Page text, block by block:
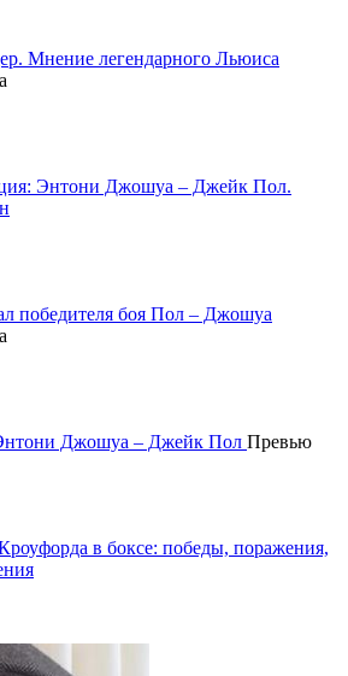
Мнение легендарного Льюиса
Энтони Джошуа – Джейк Пол.
победителя боя Пол – Джошуа
Джошуа – Джейк Пол Превью
в боксе: победы, поражения,